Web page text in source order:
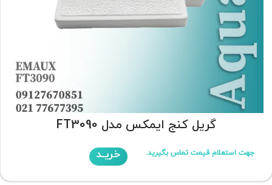
گریل کنج ایمکس مدل FT3090
جهت استعلام قیمت تماس بگیرید. خریـد